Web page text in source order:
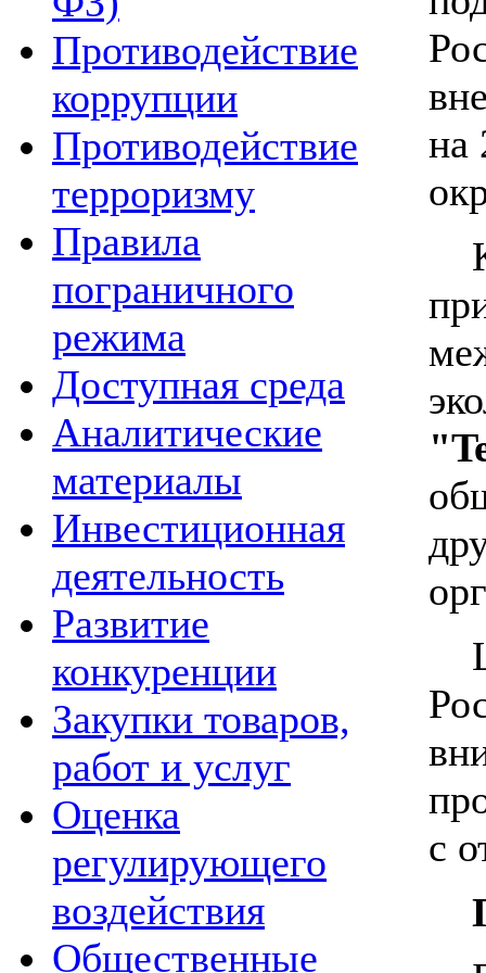
Противодействие
коррупции
Противодействие
терроризму
Правила
пограничного
режима
Доступная среда
Аналитические
материалы
Инвестиционная
деятельность
Развитие
конкуренции
Закупки товаров,
работ и услуг
Оценка
регулирующего
воздействия
Общественные
на
К
с